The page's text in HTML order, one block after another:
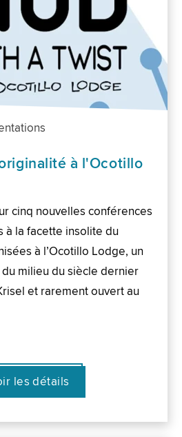
à l'Ocotillo
cinq nouvelles conférences
à la facette insolite du
à l’Ocotillo Lodge, un
milieu du siècle dernier
et rarement ouvert au
les détails